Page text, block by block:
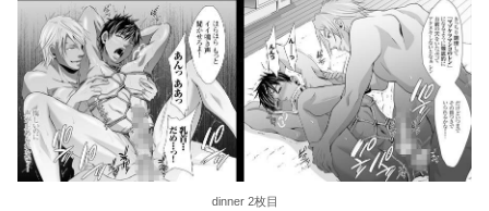
dinner 2枚目